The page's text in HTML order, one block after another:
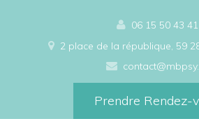
06 15 50 43 41
2 place de la république, 59
Prendre Rendez-